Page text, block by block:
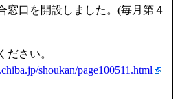
窓口を開設しました。(毎月第４
ださい。
shoukan/page100511.html